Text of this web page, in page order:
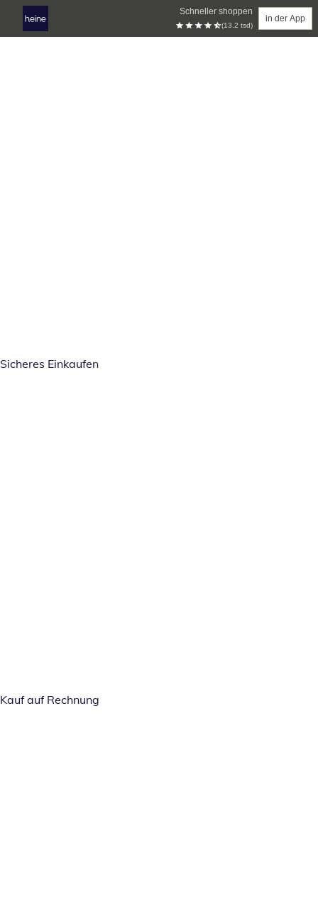
Schneller shoppen
(13.2 tsd)
in der App
Sicheres Einkaufen
Kauf auf Rechnung